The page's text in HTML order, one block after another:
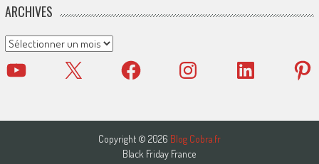
ARCHIVES
Archives
YouTube X Facebook Instagram LinkedIn
Copyright © 2026 Blog Cobra.fr
Black Friday France